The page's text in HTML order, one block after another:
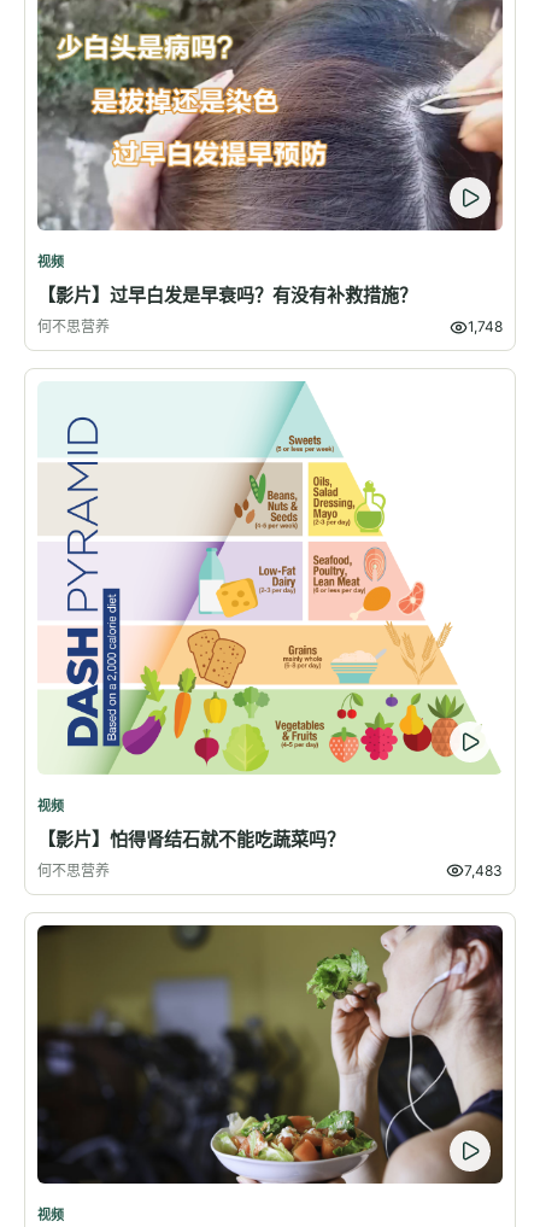
视频
【影片】过早白发是早衰吗？有没有补救措施？
何不思营养 1,748
视频
【影片】怕得肾结石就不能吃蔬菜吗？
何不思营养 7,483
视频